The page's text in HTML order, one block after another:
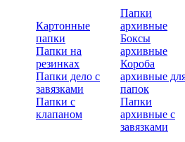
Картонные
папки
Папки на
резинках
Папки дело с
завязками
Папки с
клапаном
Папки
архивные
Боксы
архивные
Короба
архивные
папок
Папки
архивные с
завязками